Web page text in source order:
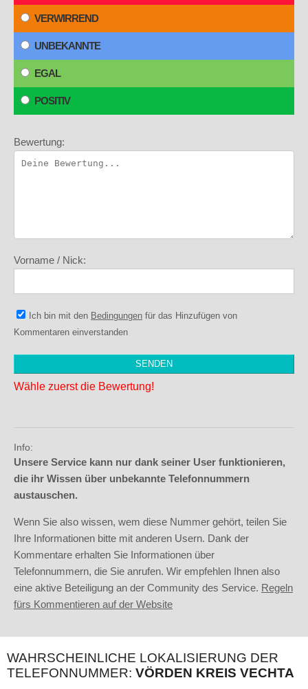
VERWIRREND
UNBEKANNTE
EGAL
POSITIV
Bewertung:
Vorname / Nick:
Ich bin mit den Bedingungen für das Hinzufügen von
Kommentaren einverstanden
Wähle zuerst die Bewertung!
Info:
Unsere Service kann nur dank seiner User funktionieren,
die ihr Wissen über unbekannte Telefonnummern
austauschen.
Wenn Sie also wissen, wem diese Nummer gehört, teilen Sie
Ihre Informationen bitte mit anderen Usern. Dank der
Kommentare erhalten Sie Informationen über
Telefonnummern, die Sie anrufen. Wir empfehlen Ihnen also
eine aktive Beteiligung an der Community des Service. Regeln
fürs Kommentieren auf der Website
WAHRSCHEINLICHE LOKALISIERUNG DER
TELEFONNUMMER: VÖRDEN KREIS VECHTA